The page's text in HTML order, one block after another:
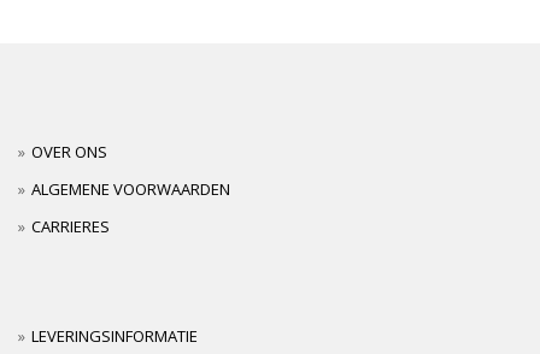
OVER ONS
ALGEMENE VOORWAARDEN
CARRIERES
LEVERINGSINFORMATIE